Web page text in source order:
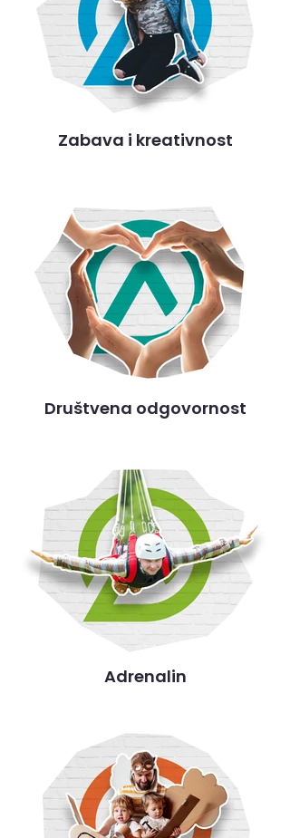
Zabava i kreativnost
Društvena odgovornost
Adrenalin